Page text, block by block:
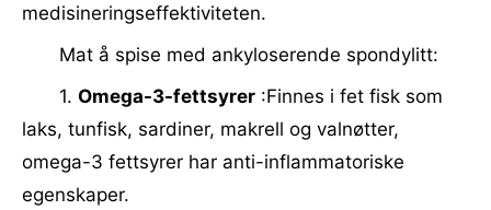
medisineringseffektiviteten.
Mat å spise med ankyloserende spondylitt:
1. Omega-3-fettsyrer :Finnes i fet fisk som
laks, tunfisk, sardiner, makrell og valnøtter,
omega-3 fettsyrer har anti-inflammatoriske
egenskaper.